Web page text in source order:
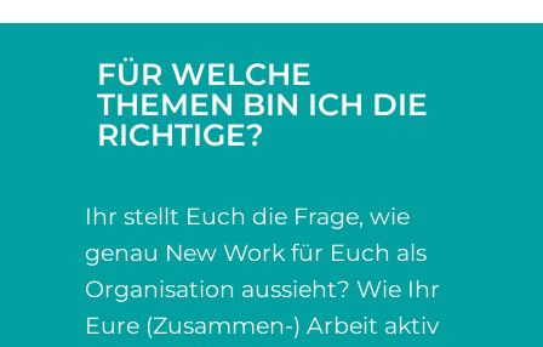
FÜR WELCHE
THEMEN BIN ICH DIE
RICHTIGE?
Ihr stellt Euch die Frage, wie
genau New Work für Euch als
Organisation aussieht? Wie Ihr
Eure (Zusammen-) Arbeit aktiv